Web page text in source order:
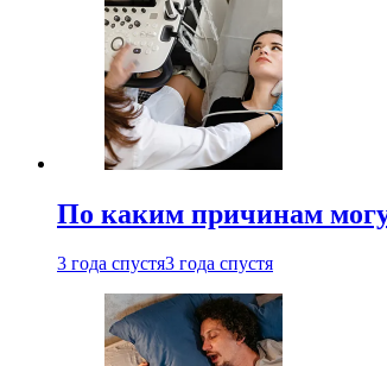
По каким причинам
3 года спустя3 года спустя